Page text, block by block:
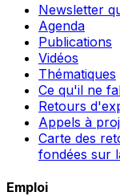
Newsletter
Agenda
Publications
Vidéos
Thématiques
Ce qu'il ne
Retours
Appels à
Carte des
fondées sur
Emploi